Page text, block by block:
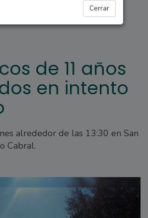
Cerrar
de 11 años
en intento
alrededor de las 13:30 en San
Cabral.